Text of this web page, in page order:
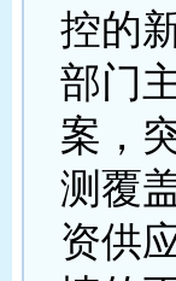
控的
部门
案，
测覆
资供